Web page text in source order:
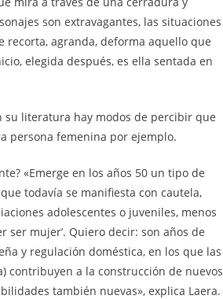
son extravagantes, las situaciones
recorta, agranda, deforma aquello que
elegida después, es ella sentada en
su literatura hay modos de percibir que
persona femenina por ejemplo.
«Emerge en los años 50 un tipo de
todavía se manifiesta con cautela,
adolescentes o juveniles, menos
ser mujer’. Quiero decir: son años de
y regulación doméstica, en los que las
contribuyen a la construcción de nuevos
también nuevas», explica Laera.